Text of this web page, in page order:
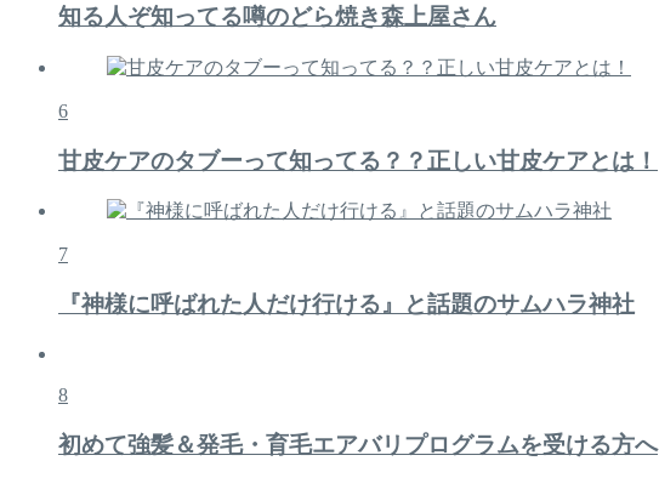
知る人ぞ知ってる噂のどら焼き森上屋さん
6
甘皮ケアのタブーって知ってる？？正しい甘皮ケアとは！
7
『神様に呼ばれた人だけ行ける』と話題のサムハラ神社
8
初めて強髪＆発毛・育毛エアバリプログラムを受ける方へ